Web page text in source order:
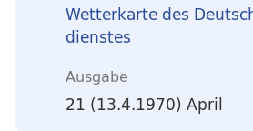
Wetterkarte des
dienstes
Ausgabe
21 (13.4.1970) April